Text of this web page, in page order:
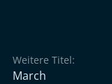
Weitere Titel:
March